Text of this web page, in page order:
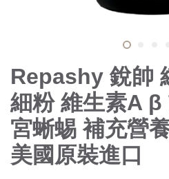
Repashy 銳帥
細粉 維生素A β
宮蜥蜴 補充營
美國原裝進口